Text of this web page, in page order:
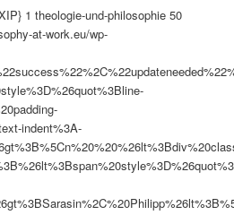
1 theologie-und-philosophie 50
at-work.eu/wp-
indent%3A-